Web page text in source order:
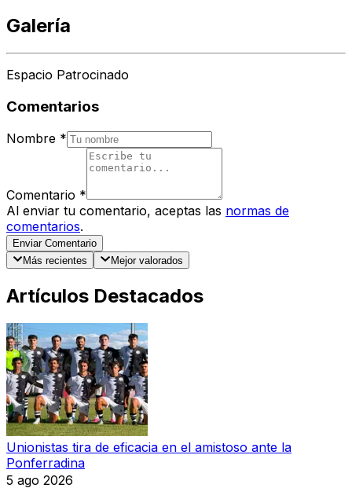
Galería
Espacio Patrocinado
Comentarios
Nombre *
Comentario *
Al enviar tu comentario, aceptas las normas de
comentarios.
Enviar Comentario
Más recientes
Mejor valorados
Artículos Destacados
Unionistas tira de eficacia en el amistoso ante la
Ponferradina
5 ago 2026